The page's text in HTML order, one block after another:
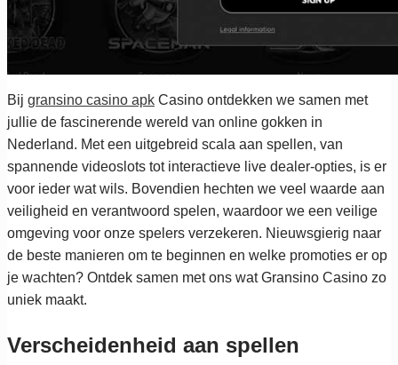
Bij gransino casino apk Casino ontdekken we samen met
jullie de fascinerende wereld van online gokken in
Nederland. Met een uitgebreid scala aan spellen, van
spannende videoslots tot interactieve live dealer-opties, is er
voor ieder wat wils. Bovendien hechten we veel waarde aan
veiligheid en verantwoord spelen, waardoor we een veilige
omgeving voor onze spelers verzekeren. Nieuwsgierig naar
de beste manieren om te beginnen en welke promoties er op
je wachten? Ontdek samen met ons wat Gransino Casino zo
uniek maakt.
Verscheidenheid aan spellen